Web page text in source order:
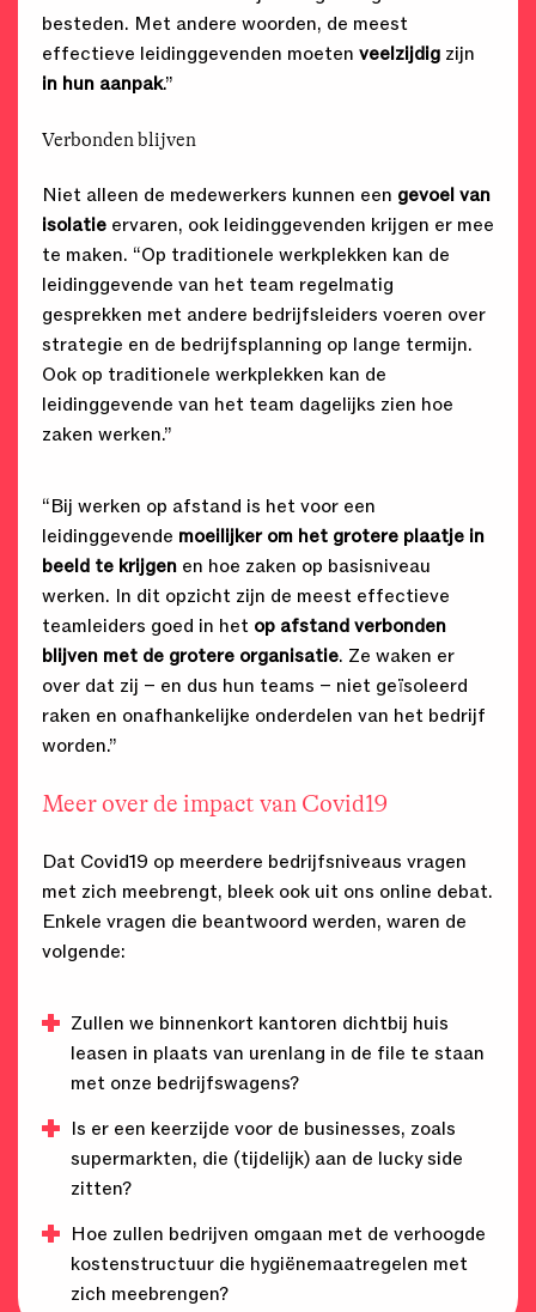
besteden. Met andere woorden, de meest
effectieve leidinggevenden moeten veelzijdig zijn
in hun aanpak.”
Verbonden blijven
Niet alleen de medewerkers kunnen een gevoel van
isolatie ervaren, ook leidinggevenden krijgen er mee
te maken. “Op traditionele werkplekken kan de
leidinggevende van het team regelmatig
gesprekken met andere bedrijfsleiders voeren over
strategie en de bedrijfsplanning op lange termijn.
Ook op traditionele werkplekken kan de
leidinggevende van het team dagelijks zien hoe
zaken werken.”
“Bij werken op afstand is het voor een
leidinggevende moeilijker om het grotere plaatje in
beeld te krijgen en hoe zaken op basisniveau
werken. In dit opzicht zijn de meest effectieve
teamleiders goed in het op afstand verbonden
blijven met de grotere organisatie. Ze waken er
over dat zij – en dus hun teams – niet geïsoleerd
raken en onafhankelijke onderdelen van het bedrijf
worden.”
Meer over de impact van Covid19
Dat Covid19 op meerdere bedrijfsniveaus vragen
met zich meebrengt, bleek ook uit ons online debat.
Enkele vragen die beantwoord werden, waren de
volgende:
Zullen we binnenkort kantoren dichtbij huis
leasen in plaats van urenlang in de file te staan
met onze bedrijfswagens?
Is er een keerzijde voor de businesses, zoals
supermarkten, die (tijdelijk) aan de lucky side
zitten?
Hoe zullen bedrijven omgaan met de verhoogde
kostenstructuur die hygiënemaatregelen met
zich meebrengen?